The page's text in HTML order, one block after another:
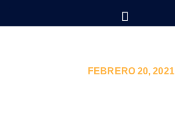
FEBRERO 20, 2021